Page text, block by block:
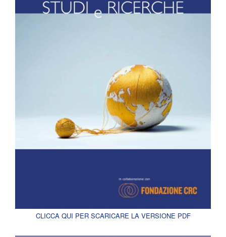
CLICCA QUI PER SCARICARE LA VERSIONE PDF